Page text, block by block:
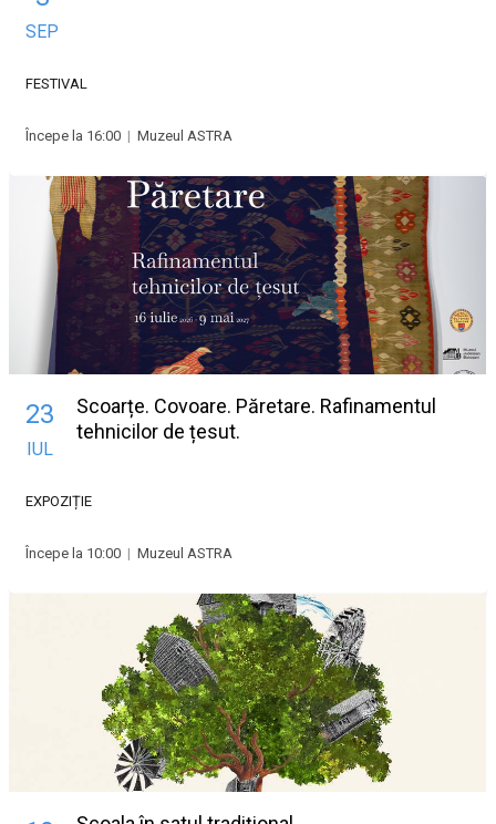
SEP
FESTIVAL
Începe la 16:00 | Muzeul ASTRA
23
IUL
Scoarțe. Covoare. Păretare. Rafinamentul
tehnicilor de țesut.
EXPOZIȚIE
Începe la 10:00 | Muzeul ASTRA